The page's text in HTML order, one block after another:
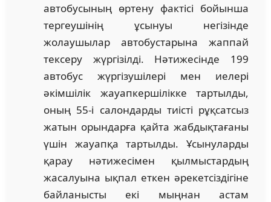
автобусының өртену фактісі бойынша
тергеушінің ұсынуы негізінде
жолаушылар автобустарына жаппай
тексеру жүргізілді. Нәтижесінде 199
автобус жүргізушілері мен иелері
әкімшілік жауапкершілікке тартылды,
оның 55-і салондарды тиісті рұқсатсыз
жатын орындарға қайта жабдықтағаны
үшін жауапқа тартылды. Ұсынуларды
қарау нәтижесімен қылмыстардың
жасалуына ықпал еткен әрекетсіздігіне
байланысты екі мыңнан астам